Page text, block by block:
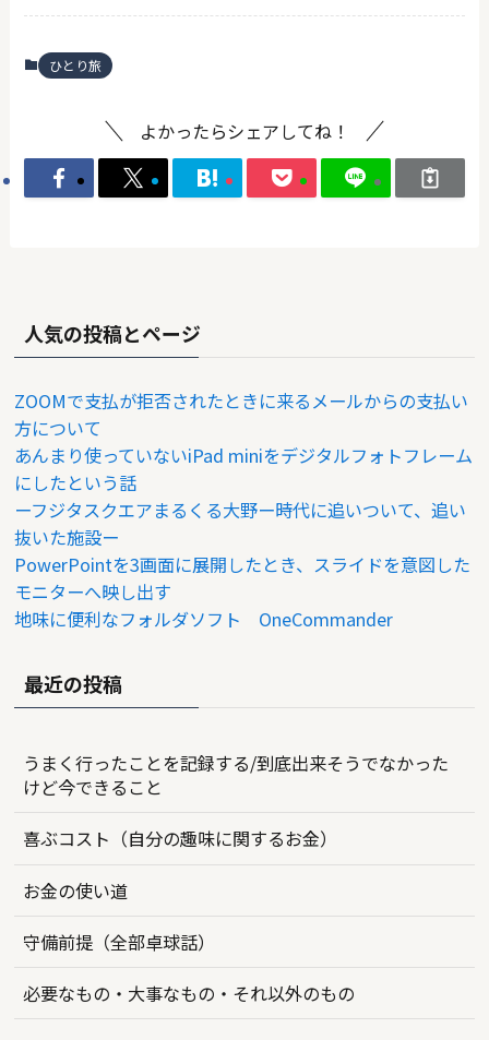
ひとり旅
よかったらシェアしてね！
人気の投稿とページ
ZOOMで支払が拒否されたときに来るメールからの支払い
方について
あんまり使っていないiPad miniをデジタルフォトフレーム
にしたという話
ーフジタスクエアまるくる大野ー時代に追いついて、追い
抜いた施設ー
PowerPointを3画面に展開したとき、スライドを意図した
モニターへ映し出す
地味に便利なフォルダソフト OneCommander
最近の投稿
うまく行ったことを記録する/到底出来そうでなかった
けど今できること
喜ぶコスト（自分の趣味に関するお金）
お金の使い道
守備前提（全部卓球話）
必要なもの・大事なもの・それ以外のもの